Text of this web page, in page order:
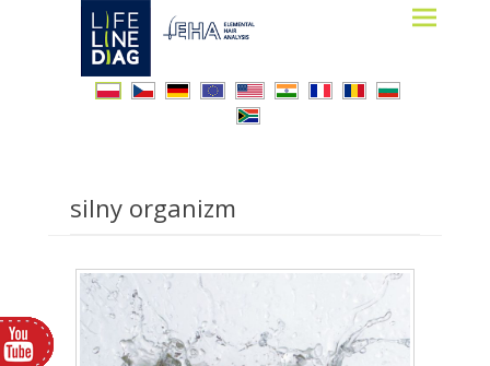
Lifelinediag
Elemental Hair Analysis
silny organizm